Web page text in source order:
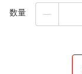
数量